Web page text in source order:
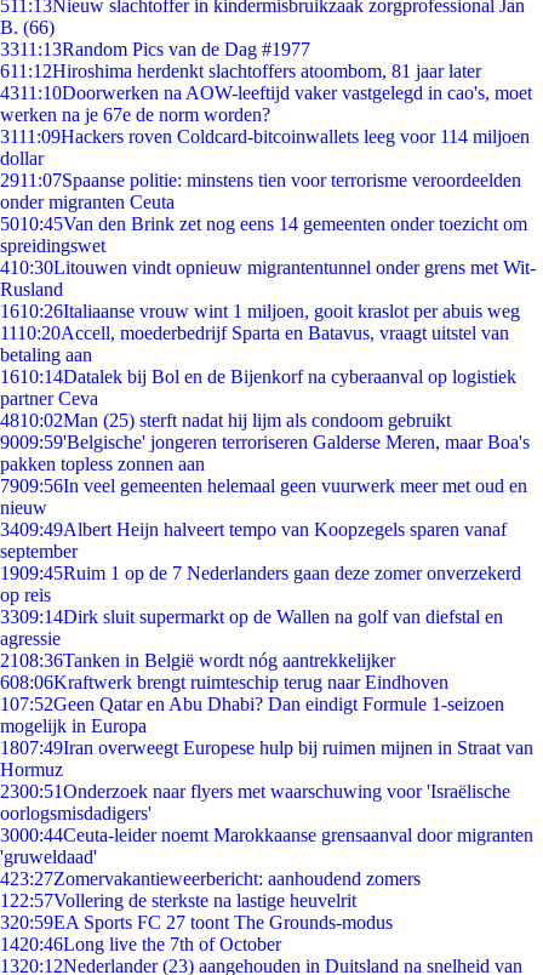
511:13Nieuw slachtoffer in kindermisbruikzaak zorgprofessional Jan
B. (66)
3311:13Random Pics van de Dag #1977
611:12Hiroshima herdenkt slachtoffers atoombom, 81 jaar later
4311:10Doorwerken na AOW-leeftijd vaker vastgelegd in cao's, moet
werken na je 67e de norm worden?
3111:09Hackers roven Coldcard-bitcoinwallets leeg voor 114 miljoen
dollar
2911:07Spaanse politie: minstens tien voor terrorisme veroordeelden
onder migranten Ceuta
5010:45Van den Brink zet nog eens 14 gemeenten onder toezicht om
spreidingswet
410:30Litouwen vindt opnieuw migrantentunnel onder grens met Wit-
Rusland
1610:26Italiaanse vrouw wint 1 miljoen, gooit kraslot per abuis weg
1110:20Accell, moederbedrijf Sparta en Batavus, vraagt uitstel van
betaling aan
1610:14Datalek bij Bol en de Bijenkorf na cyberaanval op logistiek
partner Ceva
4810:02Man (25) sterft nadat hij lijm als condoom gebruikt
9009:59'Belgische' jongeren terroriseren Galderse Meren, maar Boa's
pakken topless zonnen aan
7909:56In veel gemeenten helemaal geen vuurwerk meer met oud en
nieuw
3409:49Albert Heijn halveert tempo van Koopzegels sparen vanaf
september
1909:45Ruim 1 op de 7 Nederlanders gaan deze zomer onverzekerd
op reis
3309:14Dirk sluit supermarkt op de Wallen na golf van diefstal en
agressie
2108:36Tanken in België wordt nóg aantrekkelijker
608:06Kraftwerk brengt ruimteschip terug naar Eindhoven
107:52Geen Qatar en Abu Dhabi? Dan eindigt Formule 1-seizoen
mogelijk in Europa
1807:49Iran overweegt Europese hulp bij ruimen mijnen in Straat van
Hormuz
2300:51Onderzoek naar flyers met waarschuwing voor 'Israëlische
oorlogsmisdadigers'
3000:44Ceuta-leider noemt Marokkaanse grensaanval door migranten
'gruweldaad'
423:27Zomervakantieweerbericht: aanhoudend zomers
1 22:57Vollering de sterkste na lastige heuvelrit
320:59EA Sports FC 27 toont The Grounds-modus
1420:46Long live the 7th of October
1320:12Nederlander (23) aangehouden in Duitsland na snelheid van